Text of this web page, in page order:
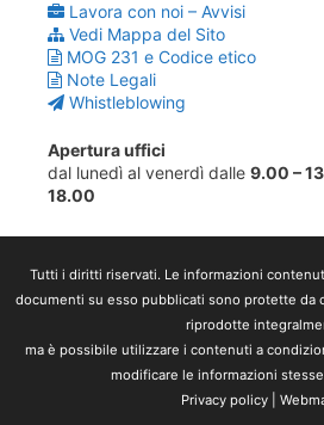
Lavora con noi – Avvisi
Vedi Mappa del Sito
MOG 231 e Codice etico
Note Legali
Whistleblowing
Apertura uffici
dal lunedì al venerdì dalle 9.00 –
18.00
Tutti i diritti riservati. Le informazioni
documenti su esso pubblicati sono protette da
riprodotte
ma è possibile utilizzare i contenuti a
modificare le informazioni
Privacy policy